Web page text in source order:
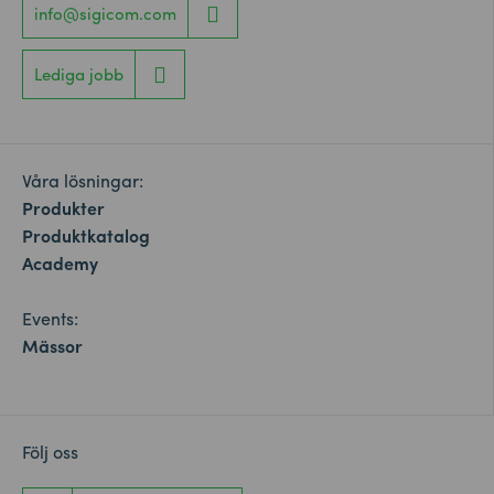
info@sigicom.com
Lediga jobb
Våra lösningar:
Produkter
Produktkatalog
Academy
Events:
Mässor
Följ oss